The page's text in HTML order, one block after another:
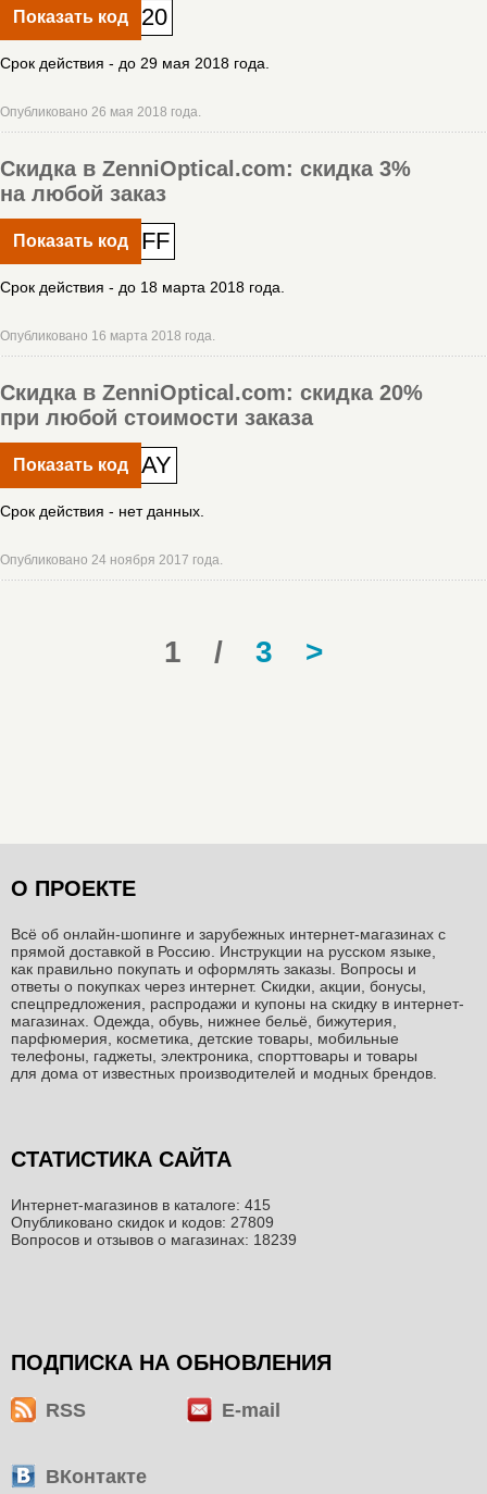
Показать код 20
Срок действия - до 29 мая 2018 года.
Опубликовано 26 мая 2018 года.
Скидка в ZenniOptical.com: скидка 3%
на любой заказ
Показать код FF
Срок действия - до 18 марта 2018 года.
Опубликовано 16 марта 2018 года.
Скидка в ZenniOptical.com: скидка 20%
при любой стоимости заказа
Показать код AY
Срок действия - нет данных.
Опубликовано 24 ноября 2017 года.
1 / 3 >
О ПРОЕКТЕ
Всё об онлайн-шопинге и зарубежных интернет-магазинах c
прямой доставкой в Россию. Инструкции на русском языке,
как правильно покупать и оформлять заказы. Вопросы и
ответы о покупках через интернет. Скидки, акции, бонусы,
спецпредложения, распродажи и купоны на скидку в интернет-
магазинах. Одежда, обувь, нижнее бельё, бижутерия,
парфюмерия, косметика, детские товары, мобильные
телефоны, гаджеты, электроника, спорттовары и товары
для дома от известных производителей и модных брендов.
СТАТИСТИКА САЙТА
Интернет-магазинов в каталоге: 415
Опубликовано скидок и кодов: 27809
Вопросов и отзывов о магазинах: 18239
ПОДПИСКА НА ОБНОВЛЕНИЯ
RSS E-mail
ВКонтакте